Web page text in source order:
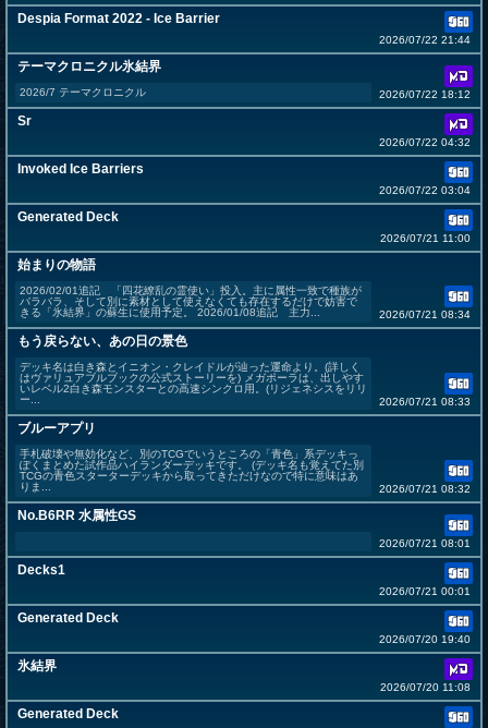
Despia Format 2022 - Ice Barrier
2026/07/22 21:44
テーマクロニクル氷結界
2026/7 テーマクロニクル 2026/07/22 18:12
Sr
2026/07/22 04:32
Invoked Ice Barriers
2026/07/22 03:04
Generated Deck
2026/07/21 11:00
始まりの物語
2026/02/01追記 「四花繚乱の霊使い」投入。主に属性一致で種族が
バラバラ、そして別に素材として使えなくても存在するだけで妨害で
きる「氷結界」の蘇生に使用予定。 2026/01/08追記 主力...
2026/07/21 08:34
もう戻らない、あの日の景色
デッキ名は白き森とイニオン・クレイドルが辿った運命より。(詳しく
はヴァリュアブルブックの公式ストーリーを) メガポーラは、出しやす
いレベル2白き森モンスターとの高速シンクロ用。(リジェネシスをリリ
ー...
2026/07/21 08:33
ブルーアプリ
手札破壊や無効化など、別のTCGでいうところの「青色」系デッキっ
ぽくまとめた試作品ハイランダーデッキです。 (デッキ名も覚えてた別
TCGの青色スターターデッキから取ってきただけなので特に意味はあ
りま...
2026/07/21 08:32
No.B6RR 水属性GS
2026/07/21 08:01
Decks1
2026/07/21 00:01
Generated Deck
2026/07/20 19:40
氷結界
2026/07/20 11:08
Generated Deck